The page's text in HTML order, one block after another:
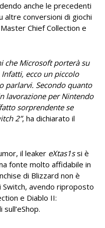
anche le precedenti
altre conversioni di giochi
Chief Collection e
che Microsoft porterà su
ecco un piccolo
parlarvi. Secondo quanto
lavorazione per Nintendo
sorprendente se
2”, ha dichiarato il
il leaker eXtas1ssi è
fonte molto affidabile in
di Blizzard non è
Switch, avendo riproposto
e Diablo II: